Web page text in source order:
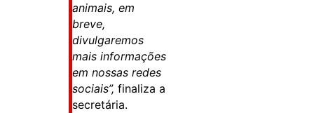
animais, em
breve,
divulgaremos
mais informações
em nossas redes
sociais”, finaliza a
secretária.